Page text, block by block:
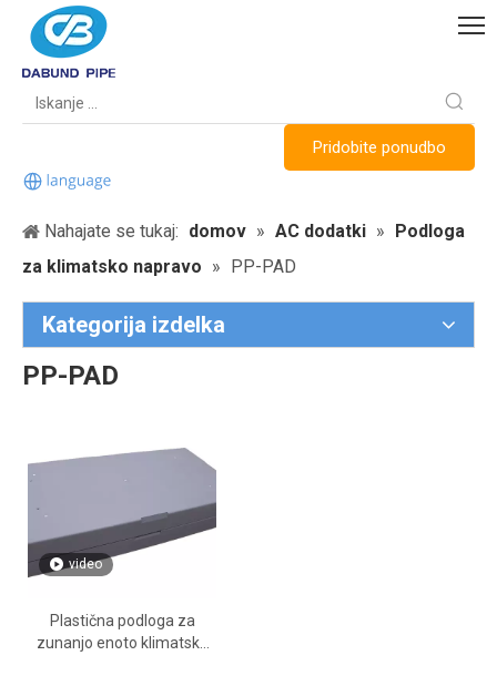
Pridobite ponudbo
Nahajate se tukaj: domov » AC dodatki » Podloga
za klimatsko napravo » PP-PAD
Kategorija izdelka
PP-PAD
video
Plastična podloga za
zunanjo enoto klimatske